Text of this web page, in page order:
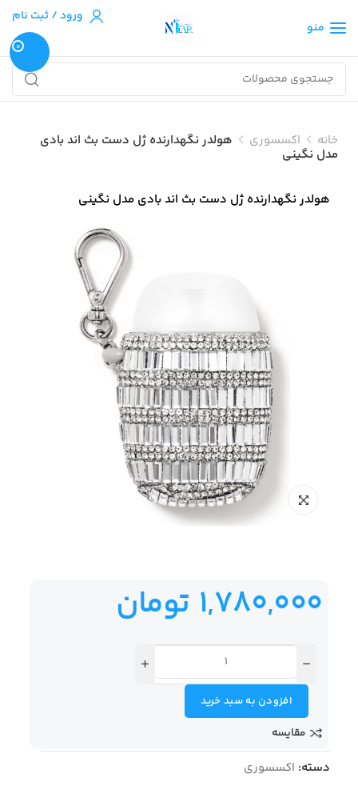
منو
ورود / ثبت نام
0
خانه اکسسوری هولدر نگهدارنده ژل دست بث اند بادی
مدل نگینی
هولدر نگهدارنده ژل دست بث اند بادی مدل نگینی
1,780,000 تومان
افزودن به سبد خرید
مقایسه
دسته: اکسسوری